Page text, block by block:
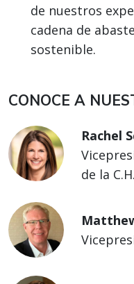
de nuestros
cadena de
sostenible.
CONOCE A
Rachel
de la